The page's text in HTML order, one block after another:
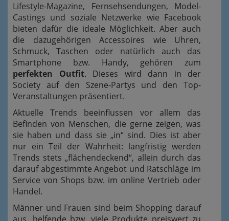
Lifestyle-Magazine, Fernsehsendungen, Model-
Castings und soziale Netzwerke wie Facebook
bieten dafür die ideale Möglichkeit. Aber auch
die dazugehörigen Accessoires wie Uhren,
Schmuck, Taschen oder natürlich auch das
Smartphone bzw. Handy, gehören zum
perfekten Outfit. Dieses wird dann in der
Society auf den Szene-Partys und den Top-
Veranstaltungen präsentiert.
Aktuelle Trends beeinflussen vor allem das
Befinden von Menschen, die gerne zeigen, was
sie haben und dass sie „in“ sind. Dies ist aber
nur ein Teil der Wahrheit: langfristig werden
Trends stets „flächendeckend“, allein durch das
darauf abgestimmte Angebot und Ratschläge im
Service von Shops bzw. im online Vertrieb oder
Handel.
Männer und Frauen sind beim Shopping darauf